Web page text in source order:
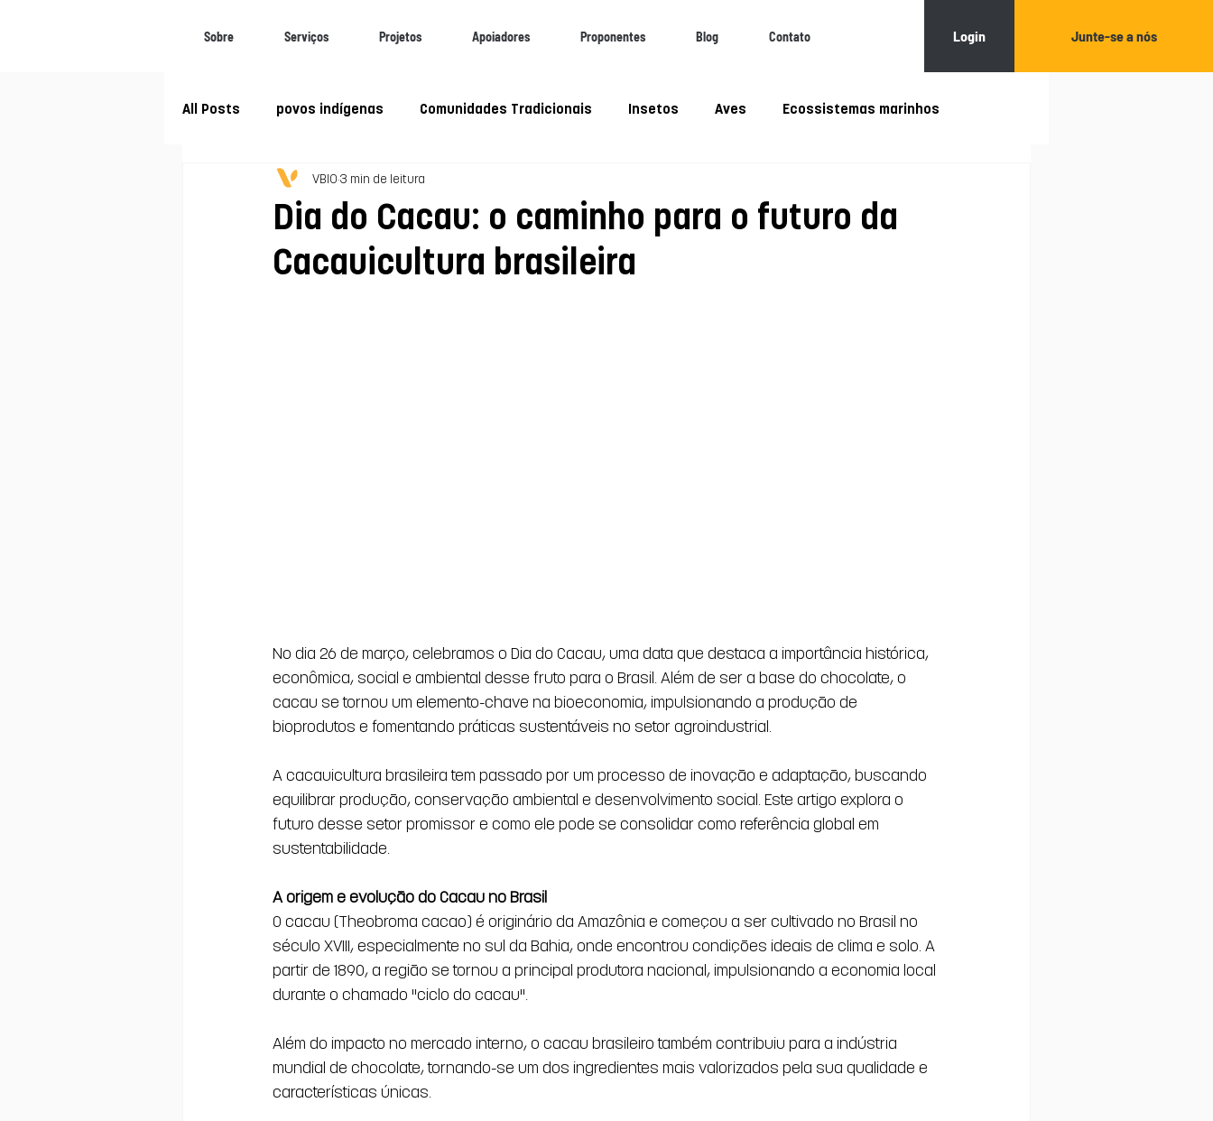
Sobre Serviços Projetos Apoiadores Proponentes Blog Contato Login Junte-se a nós
All Posts povos indígenas Comunidades Tradicionais Insetos Aves Ecossistemas marinhos
Biomas Brasileiros Sociobioeconomia
Mudanças climáticas
Dia do Cacau: o caminho para o futuro da
Cacauicultura brasileira
VBIO3 min de leitura
No dia 26 de março, celebramos o Dia do Cacau, uma data que destaca a importância histórica,
econômica, social e ambiental desse fruto para o Brasil. Além de ser a base do chocolate, o
cacau se tornou um elemento-chave na bioeconomia, impulsionando a produção de
bioprodutos e fomentando práticas sustentáveis no setor agroindustrial.
A cacauicultura brasileira tem passado por um processo de inovação e adaptação, buscando
equilibrar produção, conservação ambiental e desenvolvimento social. Este artigo explora o
futuro desse setor promissor e como ele pode se consolidar como referência global em
sustentabilidade.
A origem e evolução do Cacau no Brasil
O cacau (Theobroma cacao) é originário da Amazônia e começou a ser cultivado no Brasil no
século XVIII, especialmente no sul da Bahia, onde encontrou condições ideais de clima e solo. A
partir de 1890, a região se tornou a principal produtora nacional, impulsionando a economia local
durante o chamado "ciclo do cacau".
Além do impacto no mercado interno, o cacau brasileiro também contribuiu para a indústria
mundial de chocolate, tornando-se um dos ingredientes mais valorizados pela sua qualidade e
características únicas.